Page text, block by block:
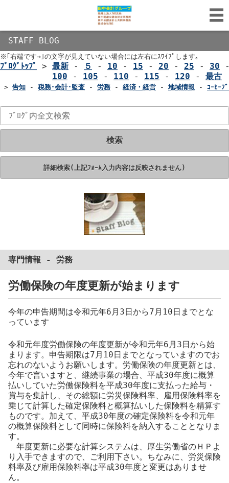
STAFF BLOG
※｢右端です→｣の文字が見えていない場合には左右にｽﾜｲﾌﾟします｡
ﾌﾞﾛｸﾞﾄｯﾌﾟ > 最新 - ５ - 10 - 15 - 20 - 25 - 30
100 - 105 - 110 - 115 - 120 - 最古
> 告知 - 税務･会計･監査 - 労務 - 経済・経営 - 地域情報 - ｺｰﾋｰﾌ
検索
詳細検索(上記ﾌｫｰﾑ入力内容は反映されません)
専門情報 - 労務
労働保険の年度更新が始まります
今年の申告期間は令和元年6月3日から7月10日までとな
っています
令和元年度労働保険の年度更新が令和元年6月3日から始
まります。申告期限は7月10日までとなっていますのでお
忘れのないようお願いします。労働保険の年度更新とは、
今年で言いますと、継続事業の場合、平成30年度に概算
払いしていた労働保険料を平成30年度に支払った給与・
賞与を集計し、その総額に労災保険料率、雇用保険料率を
乗じて計算した確定保険料と概算払いした保険料を精算す
ものです。加えて、平成30年度の確定保険料を令和元年
の概算保険料として同時に保険料を納入することとなりま
す。
年度更新に必要な計算システムは、厚生労働省のＨＰよ
り入手できますので、ご利用下さい。ちなみに、労災保険
料率及び雇用保険料率は平成30年度と変更はありませ
ん。